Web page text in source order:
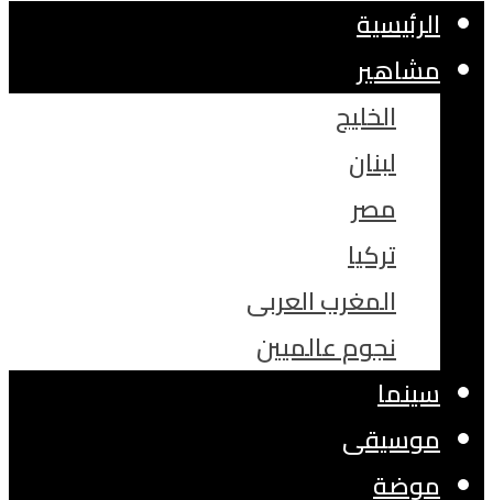
الرئيسية
مشاهير
الخليج
لبنان
مصر
تركيا
المغرب العربى
نجوم عالميين
سينما
موسيقى
موضة